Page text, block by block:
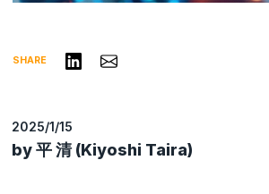
SHARE リンクトインで共有する
Share via Email
2025/1/15
by 平 清 (Kiyoshi Taira)